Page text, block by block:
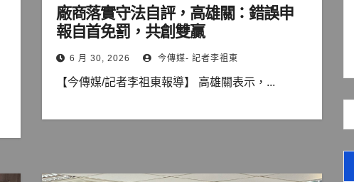
廠商落實守法自評，高雄關：錯誤申
報自首免罰，共創雙贏
6 月 30, 2026 今傳媒- 記者李祖東
【今傳媒/記者李祖東報導】 高雄關表示，...